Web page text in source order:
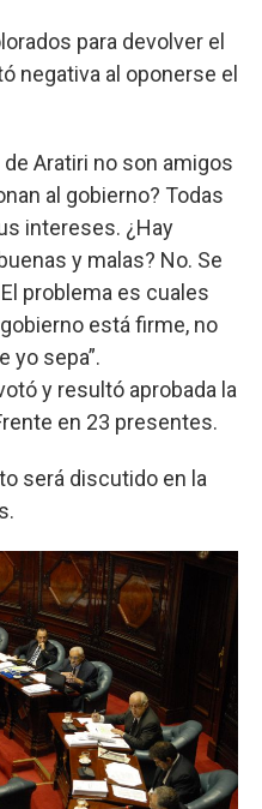
para devolver el
negativa al oponerse el
Aratiri no son amigos
al gobierno? Todas
intereses. ¿Hay
y malas? No. Se
problema es cuales
está firme, no
yo sepa”.
y resultó aprobada la
en 23 presentes.
será discutido en la